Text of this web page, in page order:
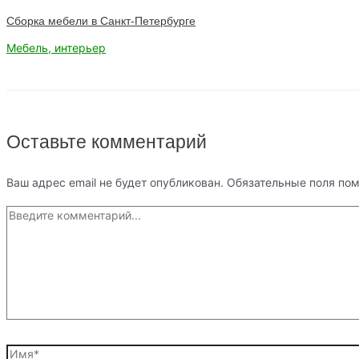
Сборка мебели в Санкт-Петербурге
Мебель, интерьер
Оставьте комментарий
Ваш адрес email не будет опубликован. Обязательные поля
Введите
комментарий...
Имя*